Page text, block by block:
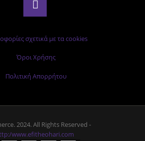
σχετικά με τα cookies
Όροι Χρήσης
Πολιτική Απορρήτου
2024. All Rights Reserved -
www.efitheohari.com